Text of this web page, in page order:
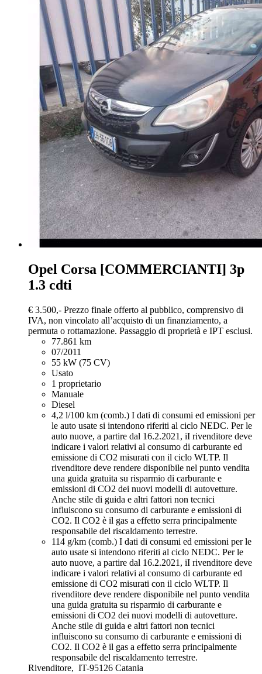
Opel Corsa [COMMERCIANTI] 3p
1.3 cdti
€ 3.500,- Prezzo finale offerto al pubblico, comprensivo di
IVA, non vincolato all’acquisto di un finanziamento, a
permuta o rottamazione. Passaggio di proprietà e IPT esclusi.
77.861 km
07/2011
55 kW (75 CV)
Usato
1 proprietario
Manuale
Diesel
4,2 l/100 km (comb.) I dati di consumi ed emissioni per
le auto usate si intendono riferiti al ciclo NEDC. Per le
auto nuove, a partire dal 16.2.2021, iI rivenditore deve
indicare i valori relativi al consumo di carburante ed
emissione di CO2 misurati con il ciclo WLTP. Il
rivenditore deve rendere disponibile nel punto vendita
una guida gratuita su risparmio di carburante e
emissioni di CO2 dei nuovi modelli di autovetture.
Anche stile di guida e altri fattori non tecnici
influiscono su consumo di carburante e emissioni di
CO2. Il CO2 è il gas a effetto serra principalmente
responsabile del riscaldamento terrestre.
114 g/km (comb.) I dati di consumi ed emissioni per le
auto usate si intendono riferiti al ciclo NEDC. Per le
auto nuove, a partire dal 16.2.2021, iI rivenditore deve
indicare i valori relativi al consumo di carburante ed
emissione di CO2 misurati con il ciclo WLTP. Il
rivenditore deve rendere disponibile nel punto vendita
una guida gratuita su risparmio di carburante e
emissioni di CO2 dei nuovi modelli di autovetture.
Anche stile di guida e altri fattori non tecnici
influiscono su consumo di carburante e emissioni di
CO2. Il CO2 è il gas a effetto serra principalmente
responsabile del riscaldamento terrestre.
Rivenditore, IT-95126 Catania